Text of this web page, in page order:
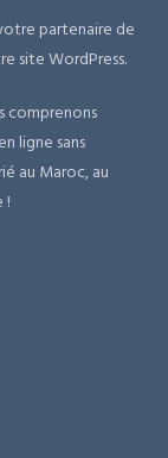
partenaire de
site WordPress.
comprenons
ligne sans
au Maroc, au
!